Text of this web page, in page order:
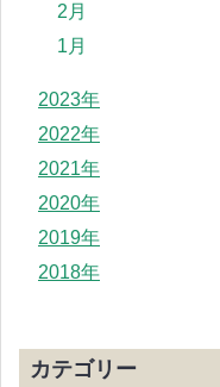
2月
1月
2023年
2022年
2021年
2020年
2019年
2018年
カテゴリー